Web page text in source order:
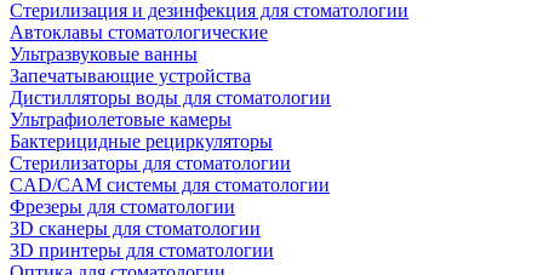
Стерилизация и дезинфекция для стоматологии
Автоклавы стоматологические
Ультразвуковые ванны
Запечатывающие устройства
Дистилляторы воды для стоматологии
Ультрафиолетовые камеры
Бактерицидные рециркуляторы
Стерилизаторы для стоматологии
CAD/CAM системы для стоматологии
Фрезеры для стоматологии
3D cканеры для стоматологии
3D принтеры для стоматологии